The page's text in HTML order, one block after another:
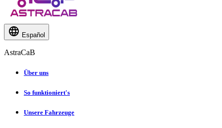
Español
AstraCaB
Über uns
So funktioniert's
Unsere Fahrzeuge